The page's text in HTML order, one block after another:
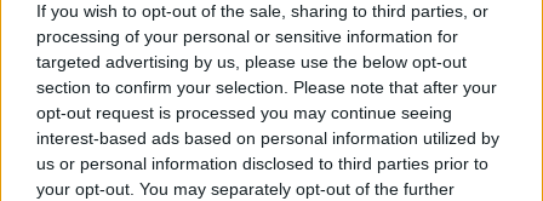
If you wish to opt-out of the sale, sharing to third parties, or
processing of your personal or sensitive information for
targeted advertising by us, please use the below opt-out
section to confirm your selection. Please note that after your
opt-out request is processed you may continue seeing
interest-based ads based on personal information utilized by
us or personal information disclosed to third parties prior to
your opt-out. You may separately opt-out of the further
valószínűleg a kintornás nyekeregte az ablak alatt. Ő
járt rosszabbul, mert fizetnie kellett. Rosszul járt Eric
Carmen is, pedig lám, milyen szép, klasszikus zenei
vezetékneve van, amikor nem nézte meg, hogy mikor
is halt meg Rachmaninov, és engedély nélkül
használta föl a 2. zongoraverseny lassú tételét az All
By Myself verzéjéhez. Pedig az All By Myselfet nem
annyira emiatt szeretik, inkább a refrénért, azt